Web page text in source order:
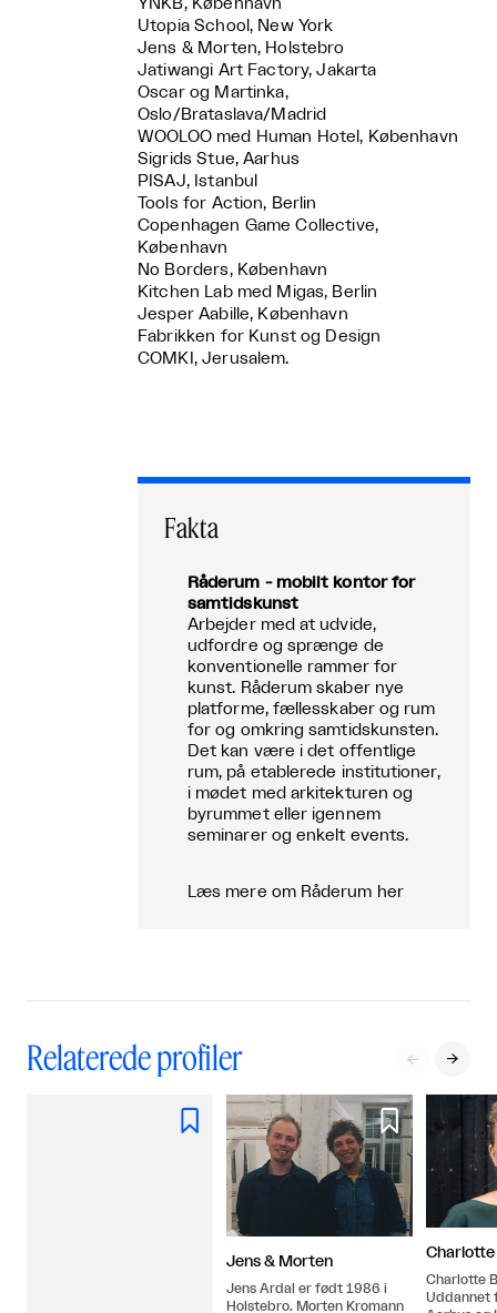
YNKB, København
Utopia School, New York
Jens & Morten, Holstebro
Jatiwangi Art Factory, Jakarta
Oscar og Martinka,
Oslo/Brataslava/Madrid
WOOLOO med Human Hotel, København
Sigrids Stue, Aarhus
PISAJ, Istanbul
Tools for Action, Berlin
Copenhagen Game Collective,
København
No Borders, København
Kitchen Lab med Migas, Berlin
Jesper Aabille, København
Fabrikken for Kunst og Design
COMKI, Jerusalem.
Fakta
Råderum - mobilt kontor for
samtidskunst
Arbejder med at udvide,
udfordre og sprænge de
konventionelle rammer for
kunst. Råderum skaber nye
platforme, fællesskaber og rum
for og omkring samtidskunsten.
Det kan være i det offentlige
rum, på etablerede institutioner,
i mødet med arkitekturen og
byrummet eller igennem
seminarer og enkelt events.
Læs mere om Råderum her
Relaterede profiler  
 
Jens & Morten
Jens Ardal er født 1986 i
Holstebro. Morten Kromann
Charlotte
Uddannet